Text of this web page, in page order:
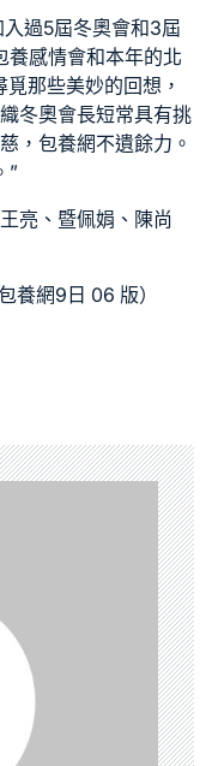
入過5屆冬奧會和3屆
養感情會和本年的北
那些美妙的回想，
冬奧會長短常具有挑
， 包養網不遺餘力。
”
王亮、暨佩娟、陳尚
養網9日 06 版）